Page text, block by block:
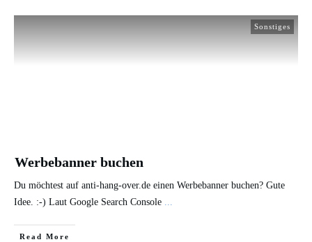
Sonstiges
Werbebanner buchen
Du möchtest auf anti-hang-over.de einen Werbebanner buchen? Gute
Idee. :-) Laut Google Search Console ...
​Read More